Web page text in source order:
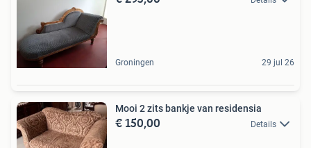
Groningen 29 jul 26
Mooi 2 zits bankje van residensia
€ 150,00 Details